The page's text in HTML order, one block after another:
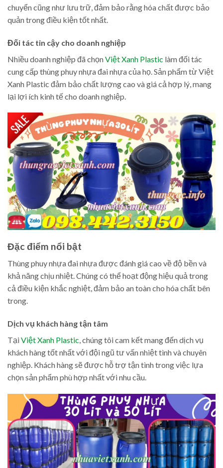
chuyển cũng như lưu trữ, đảm bảo rằng hóa chất được bảo
quản trong điều kiện tốt nhất.
Đối tác tin cậy cho doanh nghiệp
Nhiều doanh nghiệp đã chọnViệt Xanh Plastic làm đối tác
cung cấp thùng phuy nhựa đai nhựa của họ. Sản phẩm từ Việt
Xanh Plastic đảm bảo chất lượng cao và giá cả hợp lý, mang
lại lợi ích kinh tế cho doanh nghiệp.
Đặc điểm nổi bật
Thùng phuy nhựa đai nhựa được đánh giá cao về độ bền và
khả năng chịu nhiệt. Chúng có thể hoạt động hiệu quả trong
cả điều kiện khắc nghiệt, đảm bảo an toàn cho hóa chất bên
trong.
Dịch vụ khách hàng tận tâm
TạiViệt Xanh Plastic, chúng tôi cam kết mang đến dịch vụ
khách hàng tốt nhất với đội ngũ tư vấn nhiệt tình và chuyên
nghiệp. Khách hàng sẽ được hỗ trợ tận tình trong việc lựa
chọn sản phẩm phù hợp nhất với nhu cầu.